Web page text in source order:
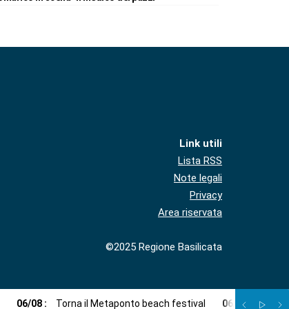
Link utili
Lista RSS
Note legali
Privacy
Area riservata
©2025 Regione Basilicata
06/08 : Torna il Metaponto beach festival 06 08